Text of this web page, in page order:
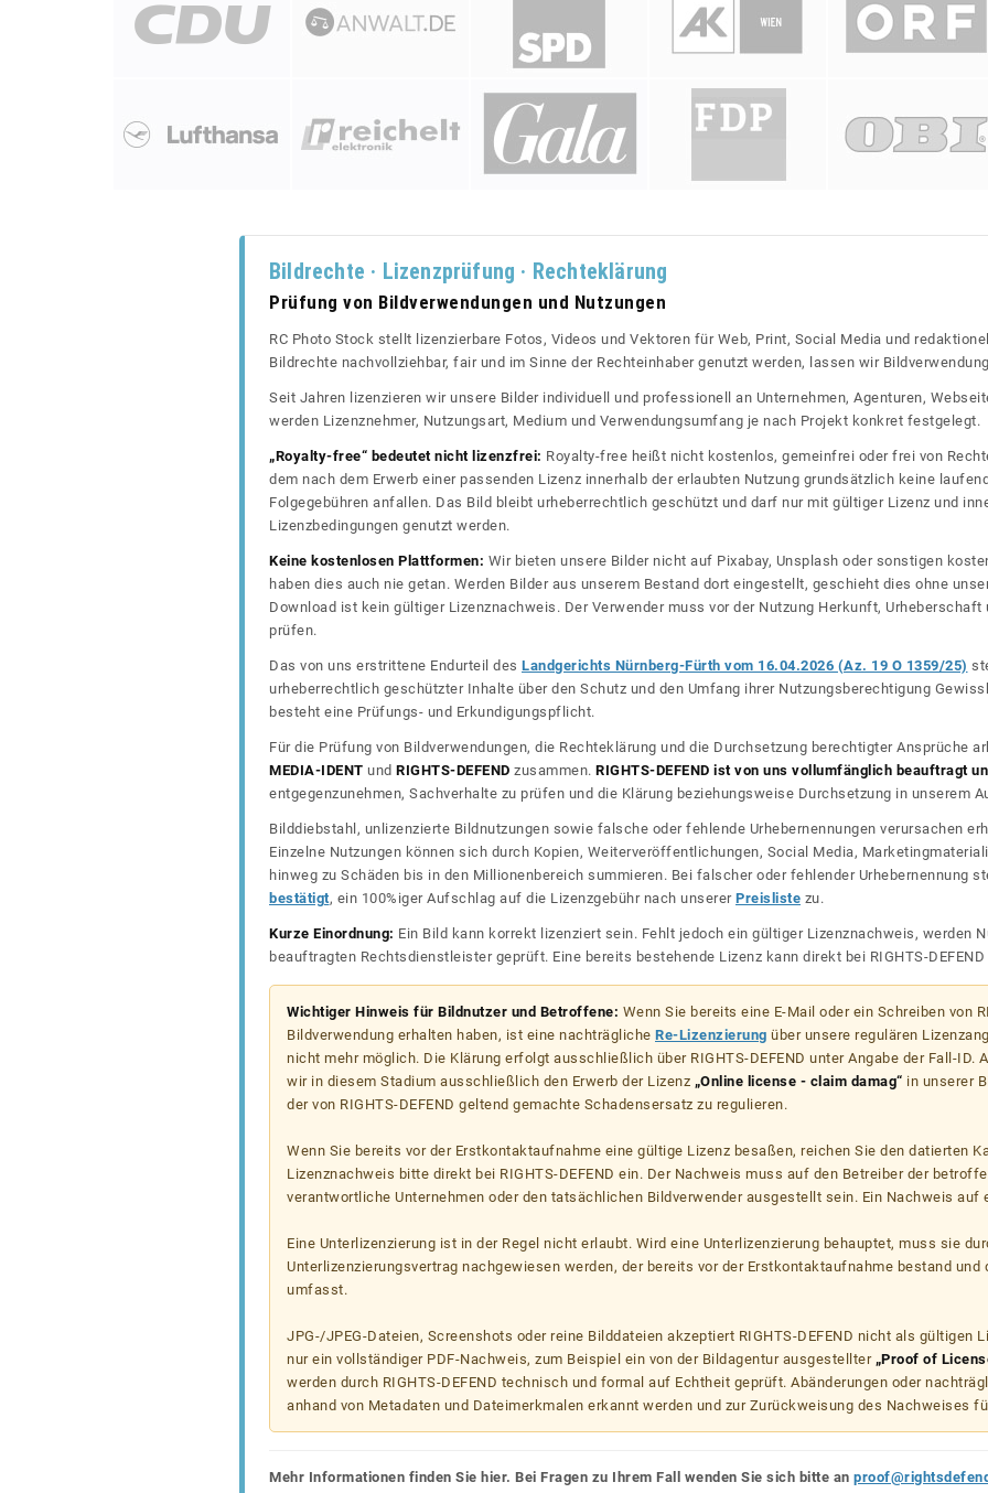
Bildrechte · Lizenzprüfung · Rechteklärung
Prüfung von Bildverwendungen und Nutzungen
RC Photo Stock stellt lizenzierbare Fotos, Videos und Vektoren für Web, Print, Social Media und
Bildrechte nachvollziehbar, fair und im Sinne der Rechteinhaber genutzt werden, lassen wir
Seit Jahren lizenzieren wir unsere Bilder individuell und professionell an Unternehmen, Agenturen,
werden Lizenznehmer, Nutzungsart, Medium und Verwendungsumfang je nach Projekt konkret festgelegt.
„Royalty-free“ bedeutet nicht lizenzfrei: Royalty-free heißt nicht kostenlos, gemeinfrei oder frei von
dem nach dem Erwerb einer passenden Lizenz innerhalb der erlaubten Nutzung grundsätzlich keine
Folgegebühren anfallen. Das Bild bleibt urheberrechtlich geschützt und darf nur mit gültiger Lizenz und
Lizenzbedingungen genutzt werden.
Keine kostenlosen Plattformen: Wir bieten unsere Bilder nicht auf Pixabay, Unsplash oder sonstigen
haben dies auch nie getan. Werden Bilder aus unserem Bestand dort eingestellt, geschieht dies ohne
Download ist kein gültiger Lizenznachweis. Der Verwender muss vor der Nutzung Herkunft,
prüfen.
Das von uns erstrittene Endurteil des Landgerichts Nürnberg-Fürth vom 16.04.2026 (Az. 19 O 1359/25)
urheberrechtlich geschützter Inhalte über den Schutz und den Umfang ihrer Nutzungsberechtigung
besteht eine Prüfungs- und Erkundigungspflicht.
Für die Prüfung von Bildverwendungen, die Rechteklärung und die Durchsetzung berechtigter Ansprüche
MEDIA-IDENT und RIGHTS-DEFEND zusammen. RIGHTS-DEFEND ist von uns vollumfänglich beauftragt
entgegenzunehmen, Sachverhalte zu prüfen und die Klärung beziehungsweise Durchsetzung in unserem
Bilddiebstahl, unlizenzierte Bildnutzungen sowie falsche oder fehlende Urhebernennungen verursachen
Einzelne Nutzungen können sich durch Kopien, Weiterveröffentlichungen, Social Media,
hinweg zu Schäden bis in den Millionenbereich summieren. Bei falscher oder fehlender Urhebernennung
bestätigt, ein 100%iger Aufschlag auf die Lizenzgebühr nach unserer Preisliste zu.
Kurze Einordnung: Ein Bild kann korrekt lizenziert sein. Fehlt jedoch ein gültiger Lizenznachweis, werden
beauftragten Rechtsdienstleister geprüft. Eine bereits bestehende Lizenz kann direkt bei RIGHTS-
Wichtiger Hinweis für Bildnutzer und Betroffene: Wenn Sie bereits eine E-Mail oder ein Schreiben von
Bildverwendung erhalten haben, ist eine nachträgliche Re-Lizenzierung über unsere regulären
nicht mehr möglich. Die Klärung erfolgt ausschließlich über RIGHTS-DEFEND unter Angabe der Fall-ID.
wir in diesem Stadium ausschließlich den Erwerb der Lizenz „Online license - claim damag“ in unserer
der von RIGHTS-DEFEND geltend gemachte Schadensersatz zu regulieren.
Wenn Sie bereits vor der Erstkontaktaufnahme eine gültige Lizenz besaßen, reichen Sie den datierten
Lizenznachweis bitte direkt bei RIGHTS-DEFEND ein. Der Nachweis muss auf den Betreiber der
verantwortliche Unternehmen oder den tatsächlichen Bildverwender ausgestellt sein. Ein Nachweis auf
Eine Unterlizenzierung ist in der Regel nicht erlaubt. Wird eine Unterlizenzierung behauptet, muss sie
Unterlizenzierungsvertrag nachgewiesen werden, der bereits vor der Erstkontaktaufnahme bestand und
umfasst.
JPG-/JPEG-Dateien, Screenshots oder reine Bilddateien akzeptiert RIGHTS-DEFEND nicht als gültigen
nur ein vollständiger PDF-Nachweis, zum Beispiel ein von der Bildagentur ausgestellter „Proof of
werden durch RIGHTS-DEFEND technisch und formal auf Echtheit geprüft. Abänderungen oder
anhand von Metadaten und Dateimerkmalen erkannt werden und zur Zurückweisung des Nachweises
Mehr Informationen finden Sie hier. Bei Fragen zu Ihrem Fall wenden Sie sich bitte an